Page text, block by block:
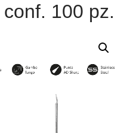
100 pz.